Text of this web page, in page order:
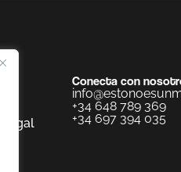
legal
Conecta con
+34 648 789 369
+34 697 394 035